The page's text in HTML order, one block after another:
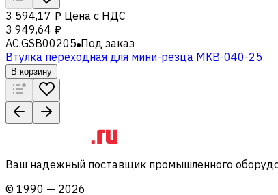
3 594,17 ₽ Цена с НДС
3 949,64 ₽
AC.GSB00205 Под заказ
Втулка переходная для мини-резца MKB-040-25
В корзину
Ваш надежный поставщик промышленного
© 1990 — 2026